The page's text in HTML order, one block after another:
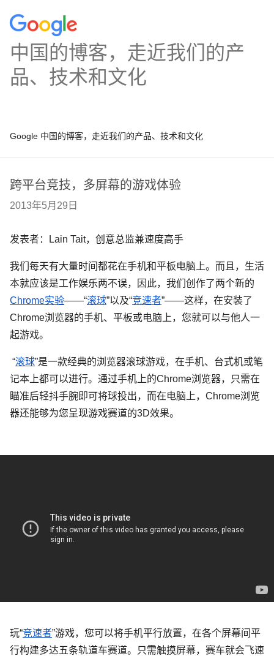
中国的博客，走近我们的产
品、技术和文化
Google 中国的博客，走近我们的产品、技术和文化
跨平台竞技，多屏幕的游戏体验
2013年5月29日
发表者：Lain Tait，创意总监兼速度高手
我们每天有大量时间都花在手机和平板电脑上。而且，生活
本就应该是工作娱乐两不误，因此，我们创作了两个新的
Chrome实验——“滚球”以及“竞速者”——这样，在安装了
Chrome浏览器的手机、平板或电脑上，您就可以与他人一
起游戏。
“滚球”是一款经典的浏览器滚球游戏，在手机、台式机或笔
记本上都可以进行。通过手机上的Chrome浏览器，只需在
瞄准后轻抖手腕即可将球投出，而在电脑上，Chrome浏览
器还能够为您呈现游戏赛道的3D效果。
玩“竞速者”游戏，您可以将手机平行放置，在各个屏幕间平
行构建多达五条轨道车赛道。只需触摸屏幕，赛车就会飞速